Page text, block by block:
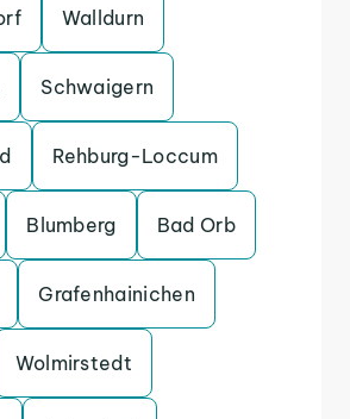
Walldurn
Schwaigern
Rehburg-Loccum
Blumberg Bad Orb
Grafenhainichen
Wolmirstedt